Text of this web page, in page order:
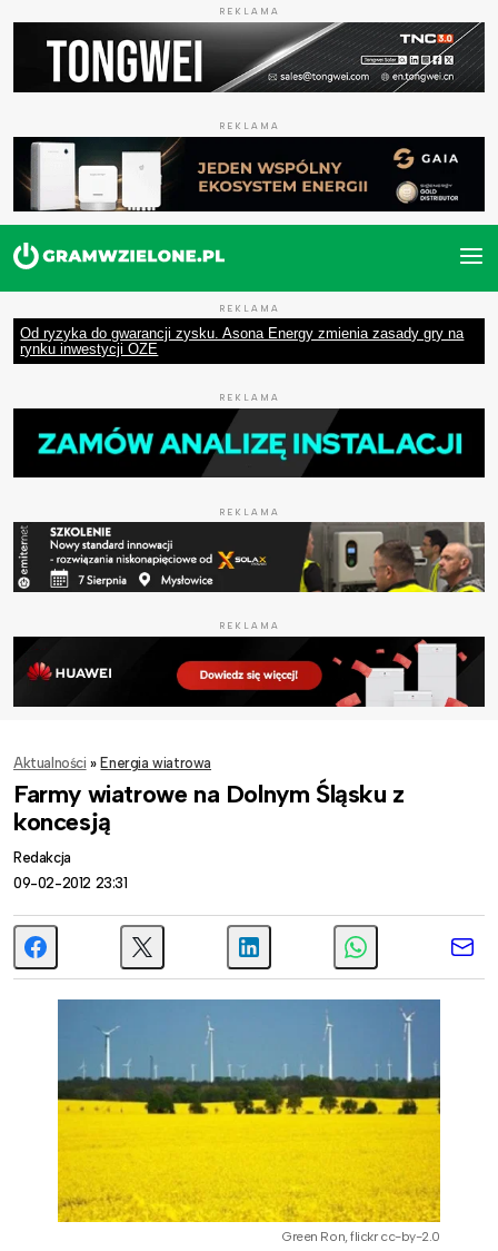
REKLAMA
REKLAMA
REKLAMA
Od ryzyka do gwarancji zysku. Asona Energy zmienia zasady gry na
rynku inwestycji OZE
REKLAMA
REKLAMA
REKLAMA
Aktualności » Energia wiatrowa
Farmy wiatrowe na Dolnym Śląsku z
koncesją
Redakcja
09-02-2012 23:31
Green Ron, flickr cc-by-2.0